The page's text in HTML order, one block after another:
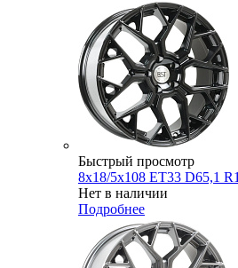
Быстрый просмотр
8x18/5x108 ET33 D65,1
Нет в наличии
Подробнее